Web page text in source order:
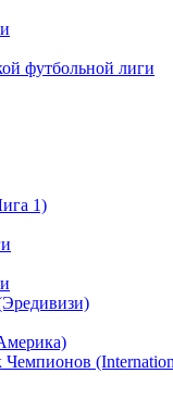
футбольной лиги
1)